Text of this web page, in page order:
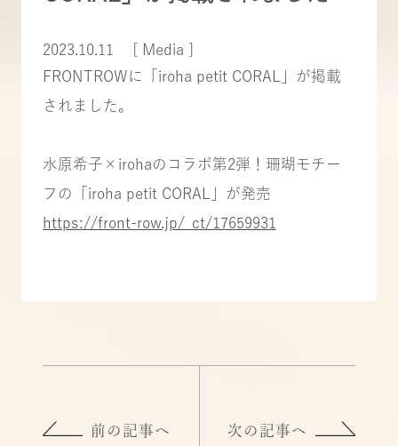
2023.10.11
[ Media ]
FRONTROWに「iroha petit CORAL」が掲載
されました。
水原希子×irohaのコラボ第2弾！珊瑚モチー
フの「iroha petit CORAL」が発売
https://front-row.jp/_ct/17659931
前の記事へ 次の記事へ